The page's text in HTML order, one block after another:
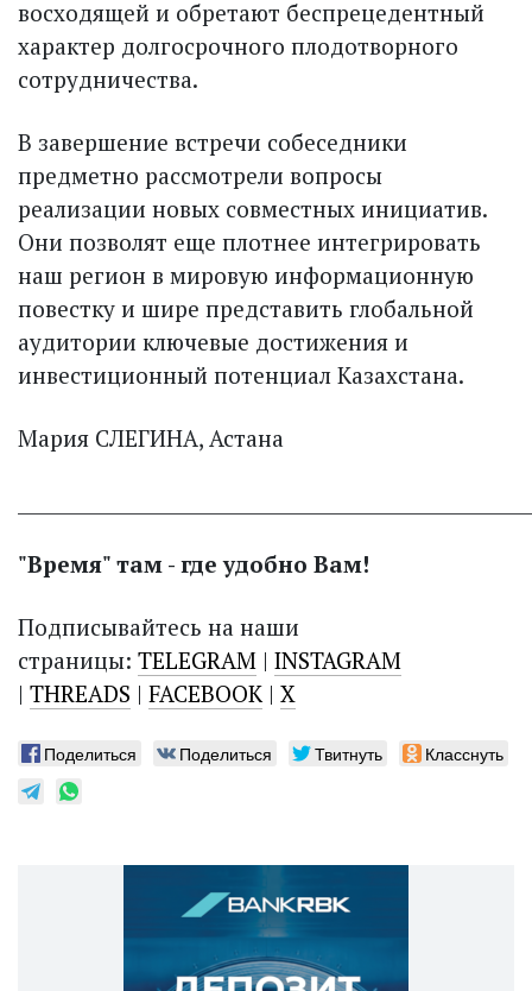
восходящей и обретают беспрецедентный
характер долгосрочного плодотворного
сотрудничества.
В завершение встречи собеседники
предметно рассмотрели вопросы
реализации новых совместных инициатив.
Они позволят еще плотнее интегрировать
наш регион в мировую информационную
повестку и шире представить глобальной
аудитории ключевые достижения и
инвестиционный потенциал Казахстана.
Мария СЛЕГИНА, Астана
"Время" там - где удобно Вам!
Подписывайтесь на наши
страницы: TELEGRAM | INSTAGRAM
| THREADS | FACEBOOK| X
Поделиться Поделиться Твитнуть Класснуть